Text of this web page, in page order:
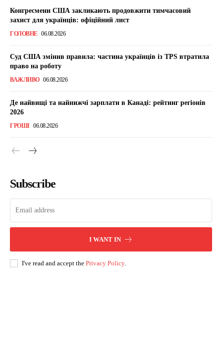
Конгресмени США закликають продовжити тимчасовий
захист для українців: офіційний лист
ГОЛОВНЕ 06.08.2026
Суд США змінив правила: частина українців із TPS втратила
право на роботу
ВАЖЛИВО 06.08.2026
Де найвищі та найнижчі зарплати в Канаді: рейтинг регіонів
2026
ГРОШІ 06.08.2026
Subscribe
I WANT IN
I've read and accept the Privacy Policy.